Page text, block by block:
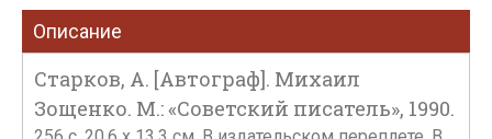
Описание
Старков, А. [Автограф]. Михаил
Зощенко. М.: «Советский писатель», 1990.